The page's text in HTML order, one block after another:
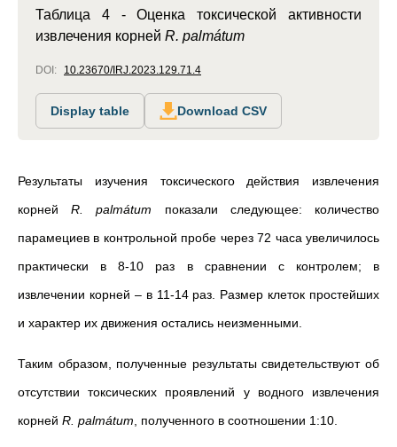
Таблица 4 -Оценка токсической активности
извлечения корней R. palmátum
DOI: 10.23670/IRJ.2023.129.71.4
Display table Download CSV
Результаты изучения токсического действия извлечения
корнейR. palmátum показали следующее: количество
парамециев в контрольной пробе через 72 часа увеличилось
практически в 8-10 раз в сравнении с контролем; в
извлечении корней – в 11-14 раз. Размер клеток простейших
и характер их движения остались неизменными.
Таким образом, полученные результаты свидетельствуют об
отсутствии токсических проявлений у водного извлечения
корней R. palmátum , полученного в соотношении 1:10.